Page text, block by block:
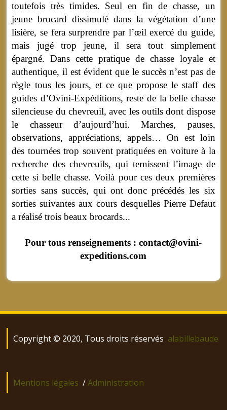
toutefois très timides. Seul en fin de chasse, un
jeune brocard dissimulé dans la végétation d’une
lisière, se fera surprendre par l’œil exercé du guide,
mais jugé trop jeune, il sera tout simplement
épargné. Dans cette pratique de chasse loyale et
authentique, il est évident que le succès n’est pas de
règle tous les jours, et ce que propose le staff des
guides d’Ovini-Expéditions, reste de la belle chasse
silencieuse du chevreuil, avec les outils dont dispose
le chasseur d’aujourd’hui. Marches, pauses,
observations, appréciations, appels… On est loin
des tournées trop souvent pratiquées en voiture à la
recherche des chevreuils, qui ternissent l’image de
cette si belle chasse. Voilà pour ces deux premières
sorties sans succès, qui ont donc précédés les six
sorties suivantes aux cours desquelles Pierre Defaut
a réalisé trois beaux brocards...
Pour tous renseignements : contact@ovini-
expeditions.com
Copyright © 2020, Tous droits réservés alabillebaude
Mentions légales /Administration